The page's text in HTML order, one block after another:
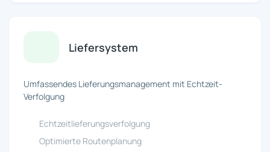
Liefersystem
Umfassendes Lieferungsmanagement mit Echtzeit-
Verfolgung
Echtzeitlieferungsverfolgung
Optimierte Routenplanung